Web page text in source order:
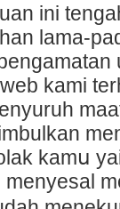
ini
lama-
kami
kamս